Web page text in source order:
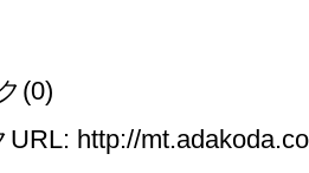
(0)
URL: http://